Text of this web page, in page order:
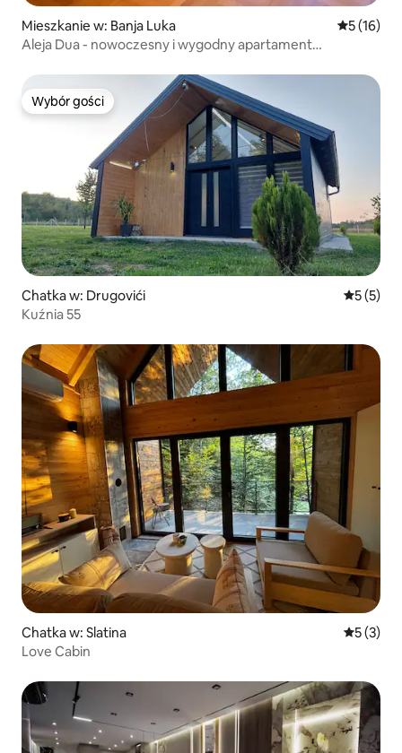
Mieszkanie w: Banja Luka Średnia
5 (16)
Aleja Dua - nowoczesny i wygodny apartament
Wybór gości
Wybór gości
Chatka w: Drugovići Średnia
5 (5)
Kuźnia 55
Chatka w: Slatina Średnia
5 (3)
Love Cabin